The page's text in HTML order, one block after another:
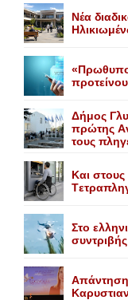
Nέα
Δήμος
πρώτης
τους
Kαι
Στο